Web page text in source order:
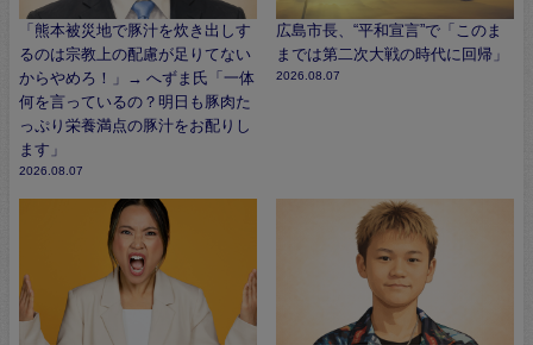
「熊本被災地で豚汁を炊き出しす
るのは宗教上の配慮が足りてない
からやめろ！」→ へずま氏「一体
何を言っているの？明日も豚肉た
っぷり栄養満点の豚汁をお配りし
ます」
2026.08.07
広島市長、“平和宣言”で「このま
までは第二次大戦の時代に回帰」
2026.08.07